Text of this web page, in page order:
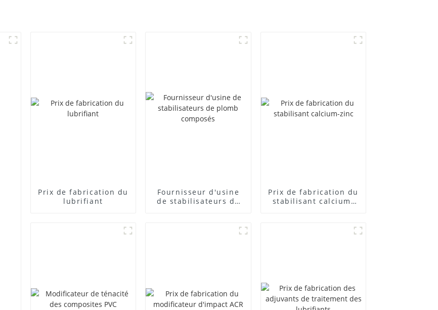
Prix ​​de fabrication du
lubrifiant
Fournisseur d'usine
de stabilisateurs de
Prix ​​de fabrication du
stabilisant calcium-